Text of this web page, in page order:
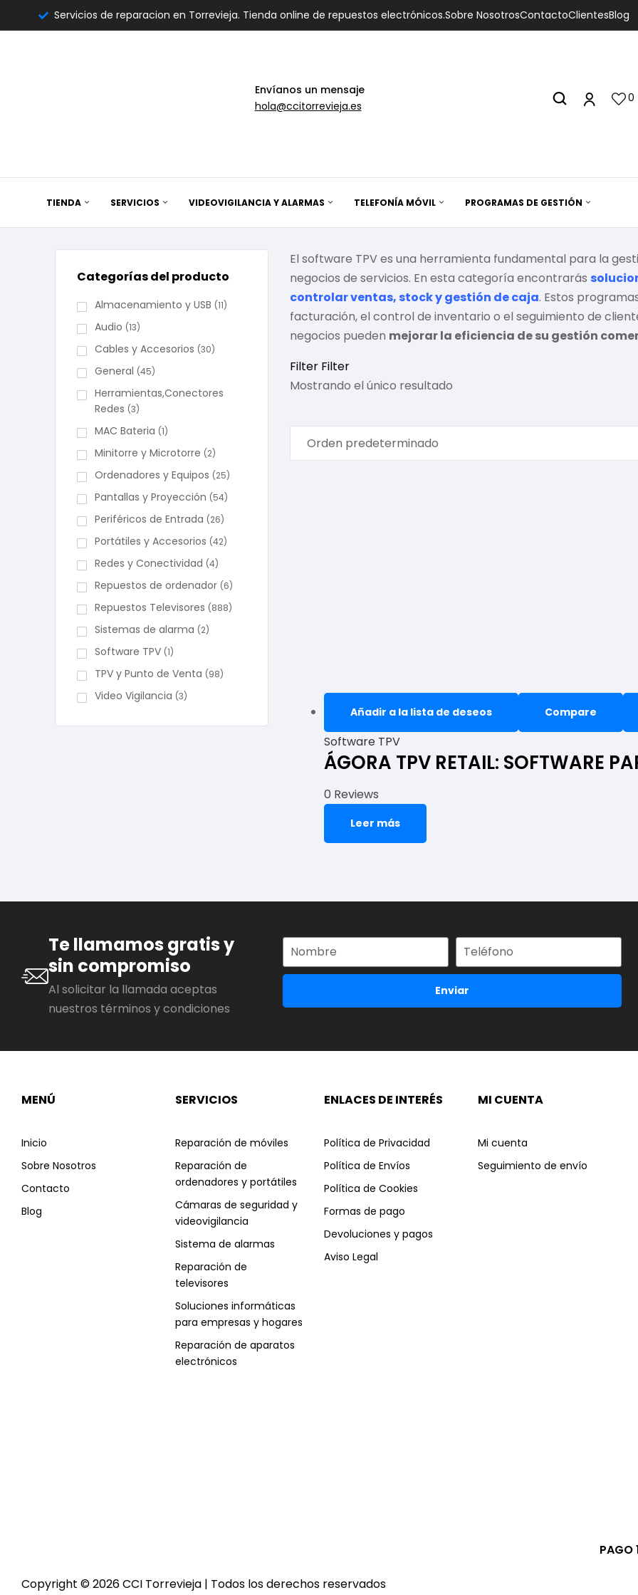
Servicios de reparacion en Torrevieja. Tienda online de repuestos electrónicos.Sobre NosotrosContactoClientesBlog
Envíanos un mensaje
hola@ccitorrevieja.es
0
TIENDA SERVICIOS VIDEOVIGILANCIA Y ALARMAS TELEFONÍA MÓVIL PROGRAMAS DE GESTIÓN
El software TPV es una herramienta fundamental para la
negocios de servicios. En esta categoría encontrarás
controlar ventas, stock y gestión de caja. Estos
facturación, el control de inventario o el seguimiento de
negocios pueden mejorar la eficiencia de su gestión
Filter Filter
Mostrando el único resultado
Añadir a la lista de deseos Compare
Software TPV
ÁGORA TPV RETAIL: SOFTWARE
0 Reviews
Leer más
Categorías del producto
Almacenamiento y USB (11)
Audio (13)
Cables y Accesorios (30)
General (45)
Herramientas,Conectores
Redes (3)
MAC Bateria (1)
Minitorre y Microtorre (2)
Ordenadores y Equipos (25)
Pantallas y Proyección (54)
Periféricos de Entrada (26)
Portátiles y Accesorios (42)
Redes y Conectividad (4)
Repuestos de ordenador (6)
Repuestos Televisores (888)
Sistemas de alarma (2)
Software TPV (1)
TPV y Punto de Venta (98)
Video Vigilancia (3)
Te llamamos gratis y
sin compromiso
Al solicitar la llamada aceptas
nuestros términos y condiciones
Enviar
MENÚ
Inicio
Sobre Nosotros
Contacto
Blog
SERVICIOS
Reparación de móviles
Reparación de
ordenadores y portátiles
Cámaras de seguridad y
videovigilancia
Sistema de alarmas
Reparación de
televisores
Soluciones informáticas
para empresas y hogares
Reparación de aparatos
electrónicos
ENLACES DE INTERÉS
Política de Privacidad
Política de Envíos
Política de Cookies
Formas de pago
Devoluciones y pagos
Aviso Legal
MI CUENTA
Mi cuenta
Seguimiento de envío
Copyright © 2026 CCI Torrevieja | Todos los derechos reservados
PAGO